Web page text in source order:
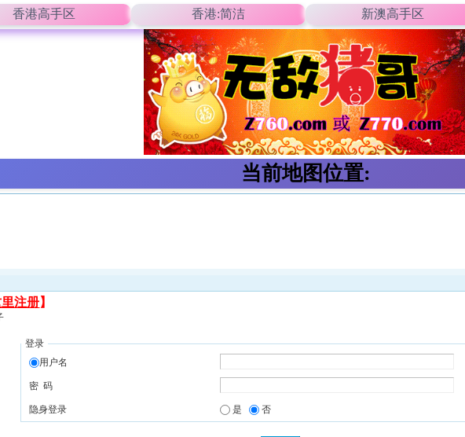
香港高手区 香港:简洁 新澳高手区
当前地图位置:
里注册】
登录
用户名
密 码
隐身登录 是 否